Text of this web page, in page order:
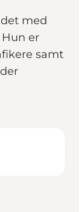
med
er
samt